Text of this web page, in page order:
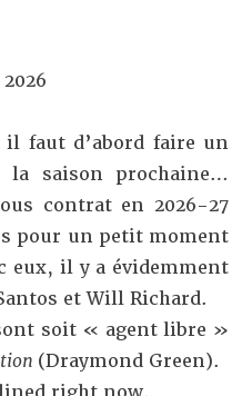
faut d’abord faire un
la saison prochaine…
contrat en 2026-27
pour un petit moment
eux, il y a évidemment
et Will Richard.
soit « agent libre »
(Draymond Green).